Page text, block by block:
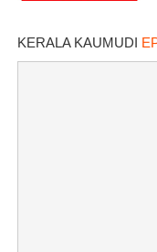
KERALA KAUMUDI